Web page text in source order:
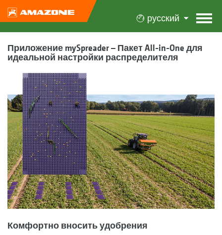
русский
Приложение mySpreader – Пакет All-in-One для
идеальной настройки распределителя
Комфортно вносить удобрения